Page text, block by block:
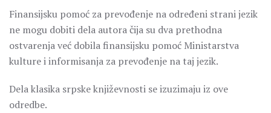
Finansijsku pomoć za prevođenje na određeni strani jezik
ne mogu dobiti dela autora čija su dva prethodna
ostvarenja već dobila finansijsku pomoć Ministarstva
kulture i informisanja za prevođenje na taj jezik.
Dela klasika srpske književnosti se izuzimaju iz ove
odredbe.